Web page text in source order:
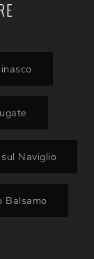
Naviglio
Balsamo